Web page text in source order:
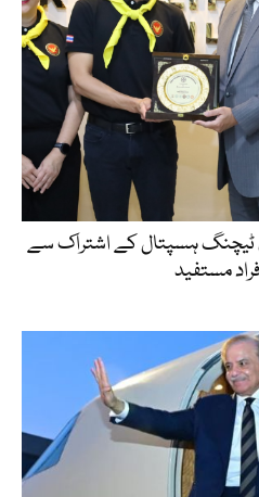
ٹیچنگ ہسپتال کے اشتراک سے
مستفید